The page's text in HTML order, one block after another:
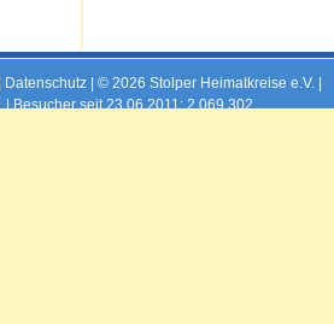
Datenschutz| © 2026 Stolper Heimatkreise e.V. |
| Besucher seit 23.06.2011: 2.069.302